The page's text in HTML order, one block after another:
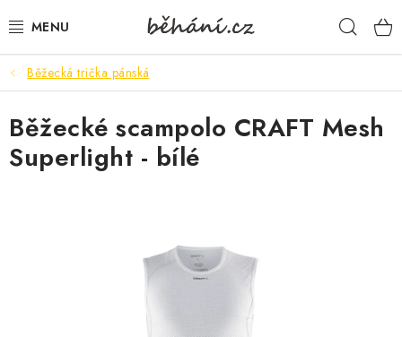
na
BOTY PÁNSKÉ
BOTY DÁMSKÉ
PÁNSKÉ OBLEČENÍ
Běžecká trička pánská
Běžecké scampolo CRAFT Mesh
Superlight - bílé